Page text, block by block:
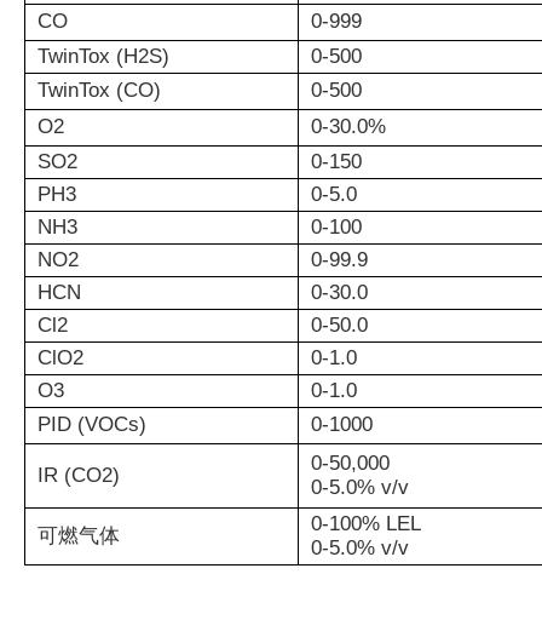
CO
0-999
TwinTox (H2S)
0-500
TwinTox (CO)
0-500
O2
0-30.0%
SO2
0-150
PH3
0-5.0
NH3
0-100
NO2
0-99.9
HCN
0-30.0
Cl2
0-50.0
ClO2
0-1.0
O3
0-1.0
PID (VOCs)
0-1000
IR (CO2)
0-50,000
0-5.0% v/v
可燃气体
0-100% LEL
0-5.0% v/v